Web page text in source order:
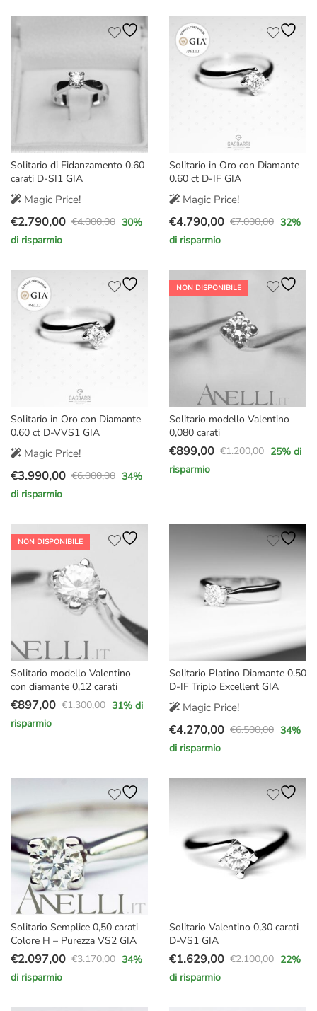
era:
€3.700,00.
è:
€2.599,00.
era:
€4.500,00.
è:
€3.199,00.
Solitario di Fidanzamento 0.60
carati D-SI1 GIA
Magic Price!
€4.000,00
Il
prezzo
era:
€4.000,00.
€2.790,00
Il
prezzo
€2.790,00.
30%
di risparmio
Solitario in Oro con Diamante
0.60 ct D-IF GIA
Magic Price!
€7.000,00
Il
prezzo
era:
€7.000,00.
€4.790,00
Il
prezzo
è:
€4.790,00.
32%
di risparmio
Solitario in Oro con Diamante
0.60 ct D-VVS1 GIA
Magic Price!
€6.000,00
Il
prezzo
era:
€6.000,00.
€3.990,00
Il
prezzo
è:
€3.990,00.
34%
di risparmio
NON DISPONIBILE
Solitario modello Valentino
0,080 carati
€1.200,00
Il
prezzo
€899,00
Il
prezzo
25% di
risparmio
NON DISPONIBILE
Solitario modello Valentino
con diamante 0,12 carati
€1.300,00
Il
prezzo
€897,00
Il
prezzo
31% di
risparmio
Solitario Platino Diamante 0.50
D-IF Triplo Excellent GIA
Magic Price!
€6.500,00
Il
prezzo
€4.270,00
Il
prezzo
34%
di risparmio
Solitario Semplice 0,50 carati
Colore H – Purezza VS2 GIA
€3.170,00
Il
prezzo
€2.097,00
Il
prezzo
34%
di risparmio
Solitario Valentino 0,30 carati
D-VS1 GIA
€2.100,00
Il
prezzo
€1.629,00
Il
prezzo
22%
di risparmio